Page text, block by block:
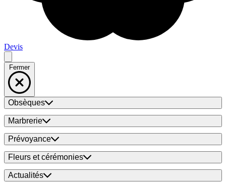
Devis
Fermer
Obsèques
Marbrerie
Prévoyance
Fleurs et cérémonies
Actualités